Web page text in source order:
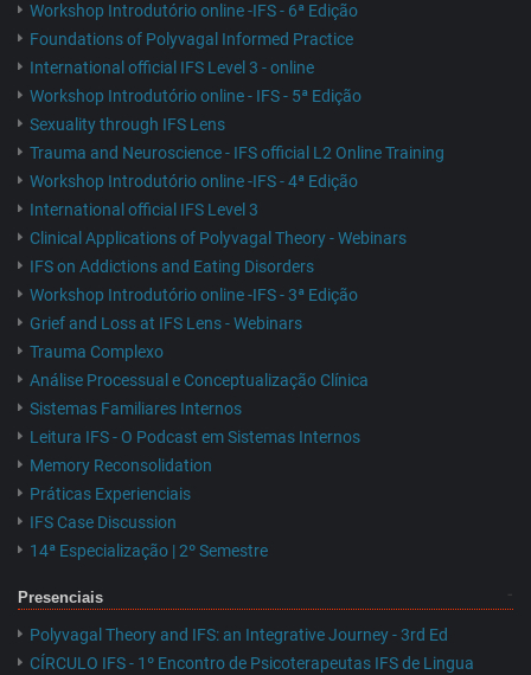
Workshop Introdutório online -IFS - 6ª Edição
Foundations of Polyvagal Informed Practice
International official IFS Level 3 - online
Workshop Introdutório online - IFS - 5ª Edição
Sexuality through IFS Lens
Trauma and Neuroscience - IFS official L2 Online Training
Workshop Introdutório online -IFS - 4ª Edição
International official IFS Level 3
Clinical Applications of Polyvagal Theory - Webinars
IFS on Addictions and Eating Disorders
Workshop Introdutório online -IFS - 3ª Edição
Grief and Loss at IFS Lens - Webinars
Trauma Complexo
Análise Processual e Conceptualização Clínica
Sistemas Familiares Internos
Leitura IFS - O Podcast em Sistemas Internos
Memory Reconsolidation
Práticas Experienciais
IFS Case Discussion
14ª Especialização | 2º Semestre
Presenciais
Polyvagal Theory and IFS: an Integrative Journey - 3rd Ed
CÍRCULO IFS - 1º Encontro de Psicoterapeutas IFS de Lingua